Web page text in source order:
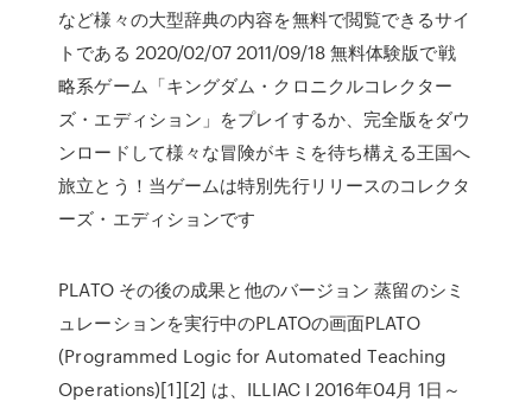
など様々の大型辞典の内容を無料で閲覧できるサイ
トである 2020/02/07 2011/09/18 無料体験版で戦
略系ゲーム「キングダム・クロニクルコレクター
ズ・エディション」をプレイするか、完全版をダウ
ンロードして様々な冒険がキミを待ち構える王国へ
旅立とう！当ゲームは特別先行リリースのコレクタ
ーズ・エディションです
PLATO その後の成果と他のバージョン 蒸留のシミ
ュレーションを実行中のPLATOの画面PLATO
(Programmed Logic for Automated Teaching
Operations)[1][2] は、ILLIAC I 2016年04月 1日～